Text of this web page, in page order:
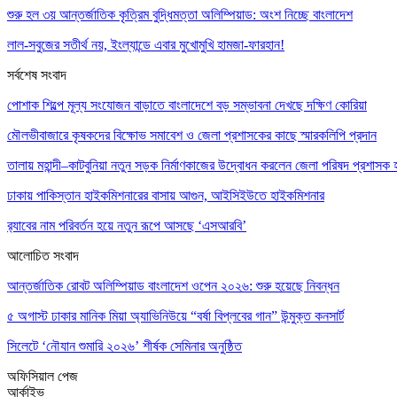
শুরু হল ৩য় আন্তর্জাতিক কৃত্রিম বুদ্ধিমত্তা অলিম্পিয়াড: অংশ নিচ্ছে বাংলাদেশ
লাল-সবুজের সতীর্থ নয়, ইংল্যান্ডে এবার মুখোমুখি হামজা-ফারহান!
সর্বশেষ সংবাদ
পোশাক শিল্পে মূল্য সংযোজন বাড়াতে বাংলাদেশে বড় সম্ভাবনা দেখছে দক্ষিণ কোরিয়া
মৌলভীবাজারে কৃষকদের বিক্ষোভ সমাবেশ ও জেলা প্রশাসকের কাছে স্মারকলিপি প্রদান
তালায় মহান্দী–কাটবুনিয়া নতুন সড়ক নির্মাণকাজের উদ্বোধন করলেন জেলা পরিষদ প্রশাসক
ঢাকায় পাকিস্তান হাইকমিশনারের বাসায় আগুন, আইসিইউতে হাইকমিশনার
র‌্যাবের নাম পরিবর্তন হয়ে নতুন রূপে আসছে ‘এসআরবি’
আলোচিত সংবাদ
আন্তর্জাতিক রোবট অলিম্পিয়াড বাংলাদেশ ওপেন ২০২৬: শুরু হয়েছে নিবন্ধন
৫ অগাস্ট ঢাকার মানিক মিয়া অ্যাভিনিউয়ে “বর্ষা বিপ্লবের গান” উন্মুক্ত কনসার্ট
সিলেটে ‘নৌযান শুমারি ২০২৬’ শীর্ষক সেমিনার অনুষ্ঠিত
অফিসিয়াল পেজ
আর্কাইভ